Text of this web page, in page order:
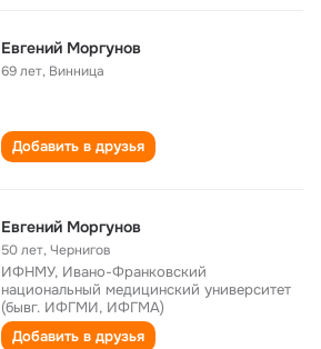
Евгений Моргунов
69 лет, Винница
Добавить в друзья
Евгений Моргунов
50 лет,Чернигов
ИФНМУ, Ивано-Франковский
национальный медицинский университет
(бывг. ИФГМИ, ИФГМА)
Добавить в друзья